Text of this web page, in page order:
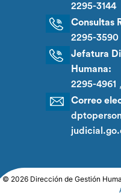
2295-3144
Consultas
2295-3590
Jefatura
Humana:
2295-4961 ,
Correo
© 2026 Dirección de Gestión